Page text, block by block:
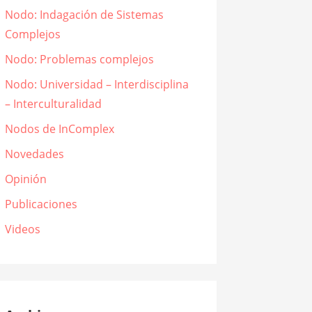
Nodo: Indagación de Sistemas
Complejos
Nodo: Problemas complejos
Nodo: Universidad – Interdisciplina
– Interculturalidad
Nodos de InComplex
Novedades
Opinión
Publicaciones
Videos